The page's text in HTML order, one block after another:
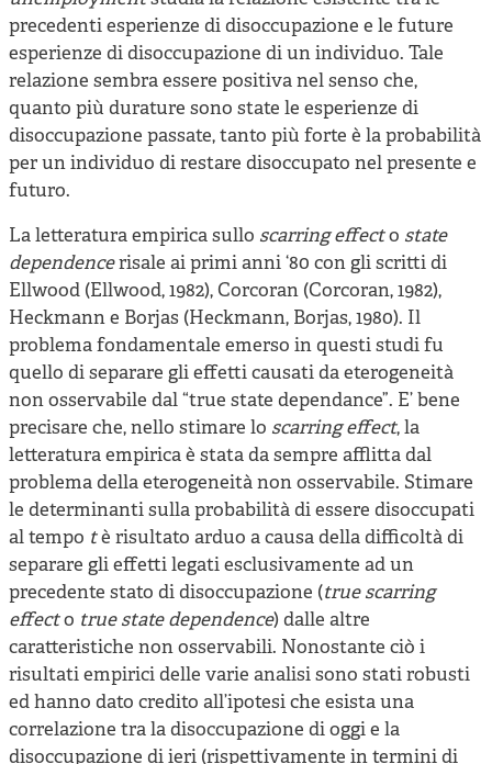
precedenti esperienze di disoccupazione e le future
esperienze di disoccupazione di un individuo. Tale
relazione sembra essere positiva nel senso che,
quanto più durature sono state le esperienze di
disoccupazione passate, tanto più forte è la probabilità
per un individuo di restare disoccupato nel presente e
futuro.
La letteratura empirica sullo scarring effecto state
dependencerisale ai primi anni ‘80 con gli scritti di
Ellwood (Ellwood, 1982), Corcoran (Corcoran, 1982),
Heckmann e Borjas (Heckmann, Borjas, 1980). Il
problema fondamentale emerso in questi studi fu
quello di separare gli effetti causati da eterogeneità
non osservabile dal “true state dependance”. E’ bene
precisare che, nello stimare lo scarring effect, la
letteratura empirica è stata da sempre afflitta dal
problema della eterogeneità non osservabile. Stimare
le determinanti sulla probabilità di essere disoccupati
al tempo tè risultato arduo a causa della difficoltà di
separare gli effetti legati esclusivamente ad un
precedente stato di disoccupazione (true scarring
effecto true state dependence) dalle altre
caratteristiche non osservabili. Nonostante ciò i
risultati empirici delle varie analisi sono stati robusti
ed hanno dato credito all’ipotesi che esista una
correlazione tra la disoccupazione di oggi e la
disoccupazione di ieri (rispettivamente in termini di